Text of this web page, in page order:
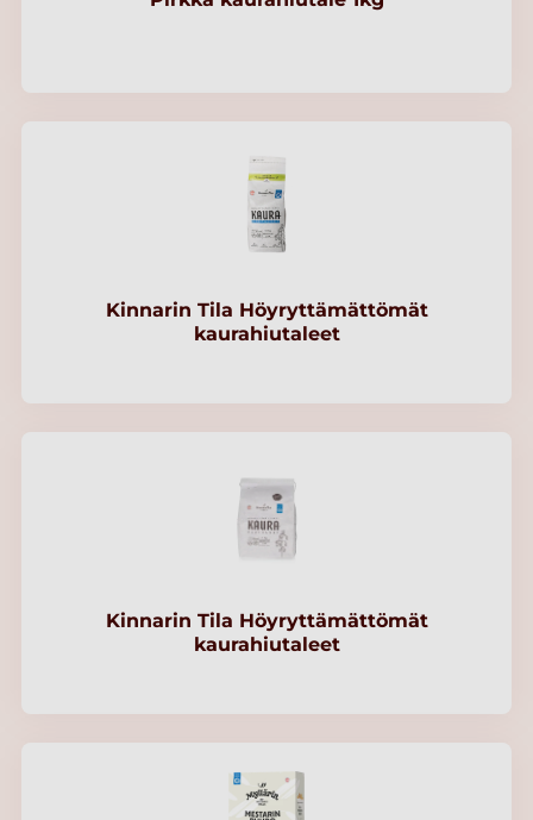
Kinnarin Tila Höyryttämättömät
kaurahiutaleet
Kinnarin Tila Höyryttämättömät
kaurahiutaleet